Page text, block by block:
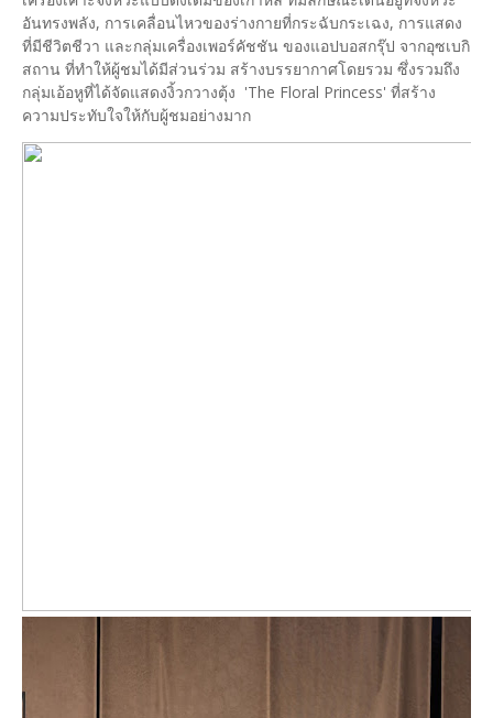
อันทรงพลัง, การเคลื่อนไหวของร่างกายที่กระฉับกระเฉง, การแสดง
ที่มีชีวิตชีวา และกลุ่มเครื่องเพอร์คัชชัน ของแอปบอสกรุ๊ป จากอุซเบกิ
สถาน ที่ทำให้ผู้ชมได้มีส่วนร่วม สร้างบรรยากาศโดยรวม ซึ่งรวมถึง
กลุ่มเอ้อหูที่ได้จัดแสดงงิ้วกวางตุ้ง 'The Floral Princess' ที่สร้าง
ความประทับใจให้กับผู้ชมอย่างมาก